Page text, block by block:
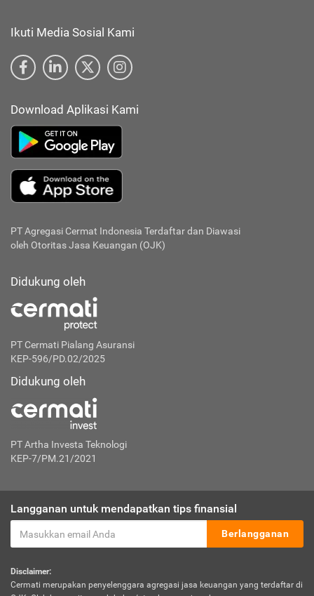
Ikuti Media Sosial Kami
Download Aplikasi Kami
PT Agregasi Cermat Indonesia Terdaftar dan Diawasi
oleh Otoritas Jasa Keuangan (OJK)
Didukung oleh
PT Cermati Pialang Asuransi
KEP-596/PD.02/2025
Didukung oleh
PT Artha Investa Teknologi
KEP-7/PM.21/2021
Langganan untuk mendapatkan tips finansial
Berlangganan
Disclaimer:
Cermati merupakan penyelenggara agregasi jasa keuangan yang terdaftar di